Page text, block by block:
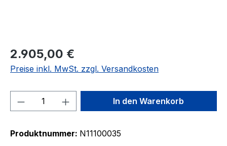
2.905,00 €
Preise inkl. MwSt. zzgl. Versandkosten
Produkt Anzahl: Gib denIn den Warenkorb
Produktnummer: N11100035